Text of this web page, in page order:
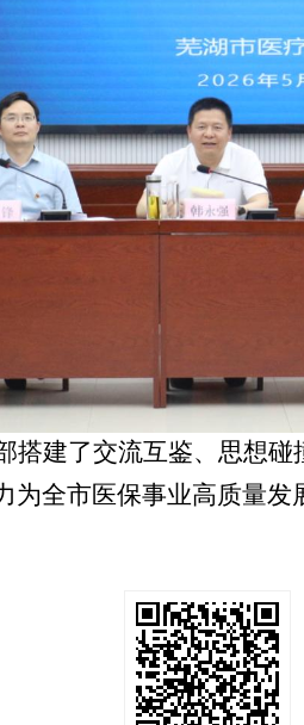
建了交流互鉴、思想
全市医保事业高质量发